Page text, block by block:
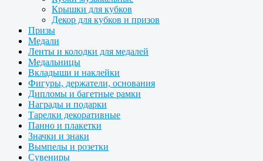
Крышки для кубков
Декор для кубков и призов
Призы
Медали
Ленты и колодки для медалей
Медальницы
Вкладыши и наклейки
Фигуры, держатели, основания
Дипломы и багетные рамки
Награды и подарки
Тарелки декоративные
Панно и плакетки
Значки и знаки
Вымпелы и розетки
Сувениры